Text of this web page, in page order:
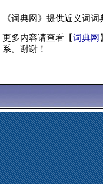
《词典网》提供近义词词
更多内容请查看【词典网
系。谢谢！